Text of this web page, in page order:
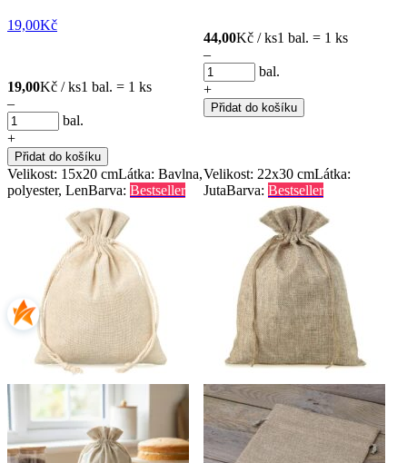
19,00Kč
19,00Kč / ks1 bal. = 1 ks
–
bal.
+
Přidat do košíku
44,00Kč / ks1 bal. = 1 ks
–
bal.
+
Přidat do košíku
Velikost: 15x20 cmLátka: Bavlna,
polyester, LenBarva: Bestseller
Velikost: 22x30 cmLátka:
JutaBarva: Bestseller